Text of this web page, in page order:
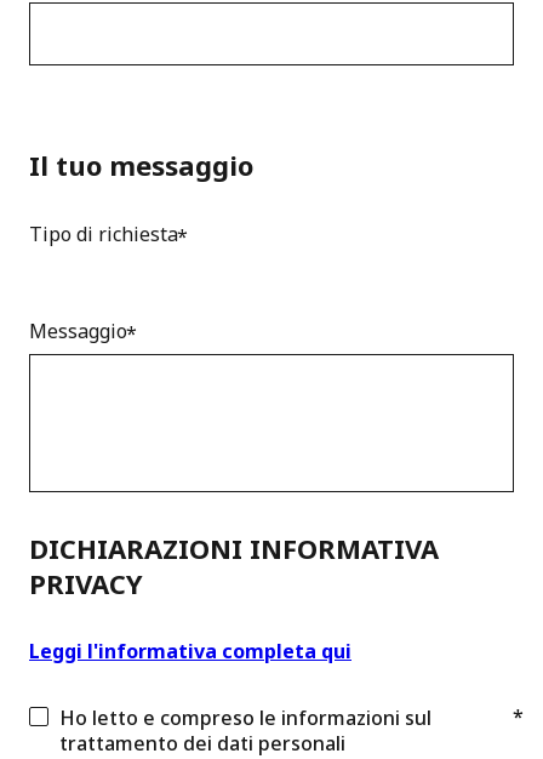
Il tuo messaggio
Tipo di richiesta
Messaggio
DICHIARAZIONI INFORMATIVA
PRIVACY
Leggi l'informativa completa qui
Ho letto e compreso le informazioni sul
trattamento dei dati personali